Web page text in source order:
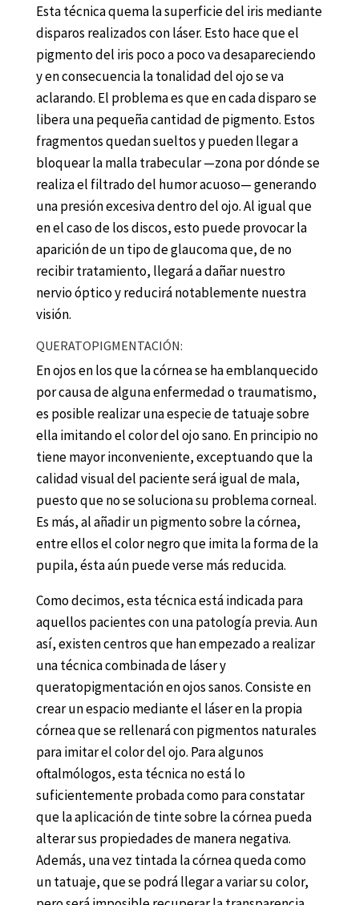
Esta técnica quema la superficie del iris mediante
disparos realizados con láser. Esto hace que el
pigmento del iris poco a poco va desapareciendo
y en consecuencia la tonalidad del ojo se va
aclarando. El problema es que en cada disparo se
libera una pequeña cantidad de pigmento. Estos
fragmentos quedan sueltos y pueden llegar a
bloquear la malla trabecular —zona por dónde se
realiza el filtrado del humor acuoso— generando
una presión excesiva dentro del ojo. Al igual que
en el caso de los discos, esto puede provocar la
aparición de un tipo de glaucoma que, de no
recibir tratamiento, llegará a dañar nuestro
nervio óptico y reducirá notablemente nuestra
visión.
QUERATOPIGMENTACIÓN:
En ojos en los que la córnea se ha emblanquecido
por causa de alguna enfermedad o traumatismo,
es posible realizar una especie de tatuaje sobre
ella imitando el color del ojo sano. En principio no
tiene mayor inconveniente, exceptuando que la
calidad visual del paciente será igual de mala,
puesto que no se soluciona su problema corneal.
Es más, al añadir un pigmento sobre la córnea,
entre ellos el color negro que imita la forma de la
pupila, ésta aún puede verse más reducida.
Como decimos, esta técnica está indicada para
aquellos pacientes con una patología previa. Aun
así, existen centros que han empezado a realizar
una técnica combinada de láser y
queratopigmentación en ojos sanos. Consiste en
crear un espacio mediante el láser en la propia
córnea que se rellenará con pigmentos naturales
para imitar el color del ojo. Para algunos
oftalmólogos, esta técnica no está lo
suficientemente probada como para constatar
que la aplicación de tinte sobre la córnea pueda
alterar sus propiedades de manera negativa.
Además, una vez tintada la córnea queda como
un tatuaje, que se podrá llegar a variar su color,